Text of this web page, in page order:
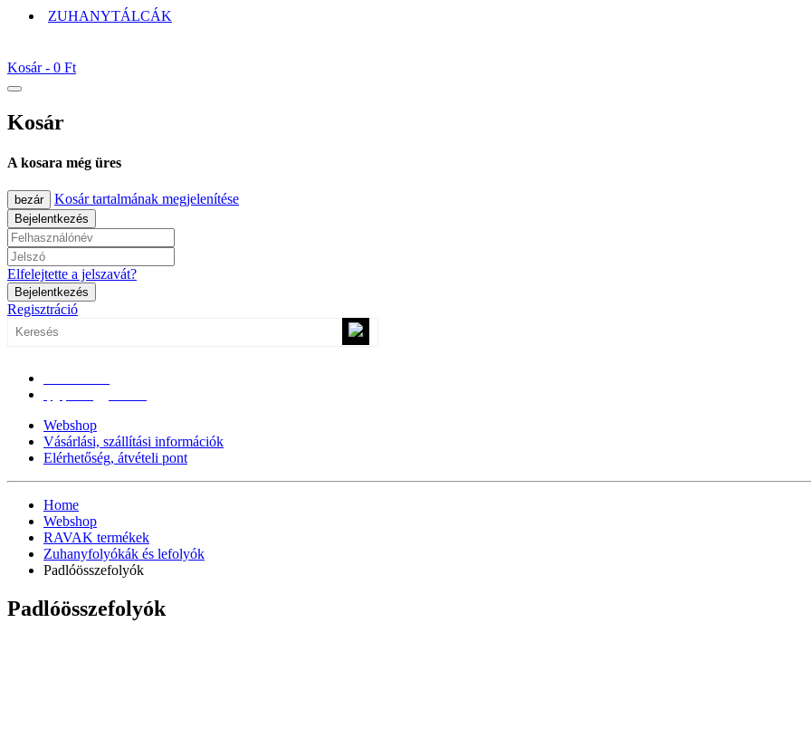
ZUHANYTÁLCÁK
Kosár - 0 Ft
Kosár
A kosara még üres
bezár Kosár tartalmának megjelenítése
Bejelentkezés
Elfelejtette a jelszavát?
Bejelentkezés
Regisztráció
Webshop
Vásárlási, szállítási információk
Elérhetőség, átvételi pont
Home
Webshop
RAVAK termékek
Zuhanyfolyókák és lefolyók
Padlóösszefolyók
Padlóösszefolyók